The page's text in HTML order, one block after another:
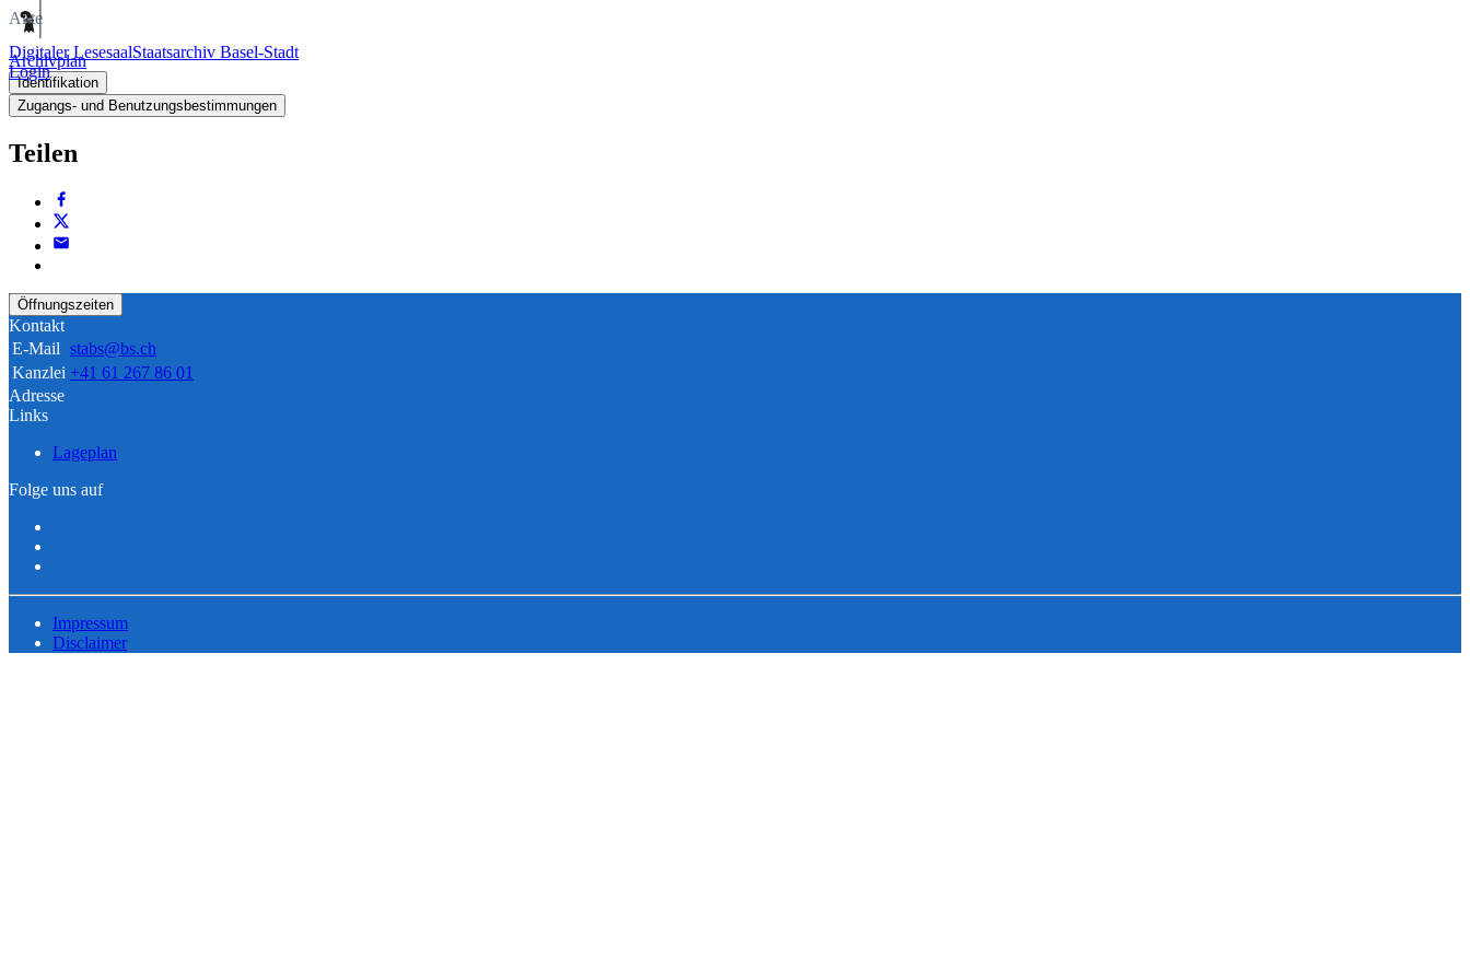
Digitaler LesesaalStaatsarchiv Basel-Stadt
Login
Akte
Archivplan
Identifikation
Zugangs- und Benutzungsbestimmungen
Teilen
Öffnungszeiten
Kontakt
E-Mail stabs@bs.ch
Kanzlei +41 61 267 86 01
Adresse
Links
Lageplan
Folge uns auf
Impressum
Disclaimer